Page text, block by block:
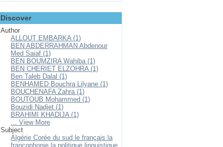
Discover
Author
ALLOUT EMBARKA (1)
BEN ABDERRAHMAN Abdenour
Med Saiaf (1)
BEN BOUMZIRA Wahiba (1)
BEN CHERIET ELZOHRA (1)
Ben Taleb Dalal (1)
BENHAMED Bouchra Lilyane (1)
BOUCHENAFA Zahra (1)
BOUTOUB Mohammed (1)
Bouzidi Nadjet (1)
BRAHIMI KHADIJA (1)
... View More
Subject
Algérie Corée du sud le français la
francophonie la politique linguistique.